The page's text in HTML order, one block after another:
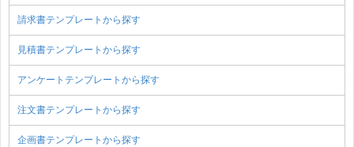
請求書テンプレートから探す
見積書テンプレートから探す
アンケートテンプレートから探す
注文書テンプレートから探す
企画書テンプレートから探す